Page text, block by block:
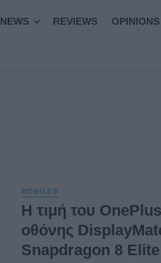
NEWS REVIEWS OPINIONS
MOBILES
Η τιμή του
οθόνης
Snapdragon 8 Elite